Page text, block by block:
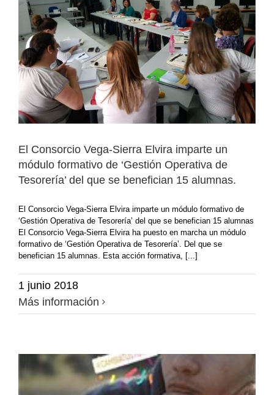
El Consorcio Vega-Sierra Elvira imparte un
módulo formativo de ‘Gestión Operativa de
Tesorería’ del que se benefician 15 alumnas.
El Consorcio Vega-Sierra Elvira imparte un módulo formativo de
‘Gestión Operativa de Tesorería’ del que se benefician 15 alumnas
El Consorcio Vega-Sierra Elvira ha puesto en marcha un módulo
formativo de ‘Gestión Operativa de Tesorería’. Del que se
benefician 15 alumnas. Esta acción formativa, [...]
1 junio 2018
Más información